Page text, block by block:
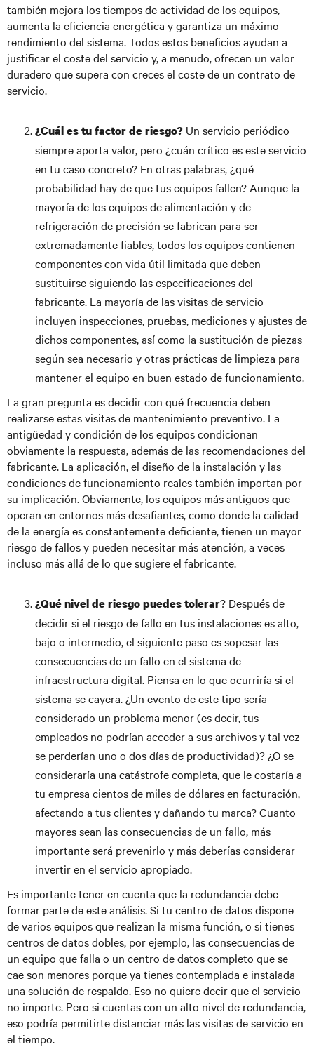
también mejora los tiempos de actividad de los equipos,
aumenta la eficiencia energética y garantiza un máximo
rendimiento del sistema. Todos estos beneficios ayudan a
justificar el coste del servicio y, a menudo, ofrecen un valor
duradero que supera con creces el coste de un contrato de
servicio.
¿Cuál es tu factor de riesgo? Un servicio periódico
siempre aporta valor, pero ¿cuán crítico es este servicio
en tu caso concreto? En otras palabras, ¿qué
probabilidad hay de que tus equipos fallen? Aunque la
mayoría de los equipos de alimentación y de
refrigeración de precisión se fabrican para ser
extremadamente fiables, todos los equipos contienen
componentes con vida útil limitada que deben
sustituirse siguiendo las especificaciones del
fabricante. La mayoría de las visitas de servicio
incluyen inspecciones, pruebas, mediciones y ajustes de
dichos componentes, así como la sustitución de piezas
según sea necesario y otras prácticas de limpieza para
mantener el equipo en buen estado de funcionamiento.
La gran pregunta es decidir con qué frecuencia deben
realizarse estas visitas de mantenimiento preventivo. La
antigüedad y condición de los equipos condicionan
obviamente la respuesta, además de las recomendaciones del
fabricante. La aplicación, el diseño de la instalación y las
condiciones de funcionamiento reales también importan por
su implicación. Obviamente, los equipos más antiguos que
operan en entornos más desafiantes, como donde la calidad
de la energía es constantemente deficiente, tienen un mayor
riesgo de fallos y pueden necesitar más atención, a veces
incluso más allá de lo que sugiere el fabricante.
¿Qué nivel de riesgo puedes tolerar? Después de
decidir si el riesgo de fallo en tus instalaciones es alto,
bajo o intermedio, el siguiente paso es sopesar las
consecuencias de un fallo en el sistema de
infraestructura digital. Piensa en lo que ocurriría si el
sistema se cayera. ¿Un evento de este tipo sería
considerado un problema menor (es decir, tus
empleados no podrían acceder a sus archivos y tal vez
se perderían uno o dos días de productividad)? ¿O se
consideraría una catástrofe completa, que le costaría a
tu empresa cientos de miles de dólares en facturación,
afectando a tus clientes y dañando tu marca? Cuanto
mayores sean las consecuencias de un fallo, más
importante será prevenirlo y más deberías considerar
invertir en el servicio apropiado.
Es importante tener en cuenta que la redundancia debe
formar parte de este análisis. Si tu centro de datos dispone
de varios equipos que realizan la misma función, o si tienes
centros de datos dobles, por ejemplo, las consecuencias de
un equipo que falla o un centro de datos completo que se
cae son menores porque ya tienes contemplada e instalada
una solución de respaldo. Eso no quiere decir que el servicio
no importe. Pero si cuentas con un alto nivel de redundancia,
eso podría permitirte distanciar más las visitas de servicio en
el tiempo.